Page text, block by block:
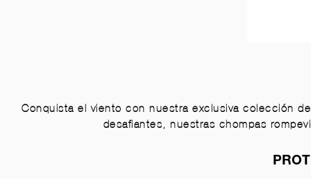
Conquista el viento con nuestra exclusiva colección
desafiantes, nuestras chompas